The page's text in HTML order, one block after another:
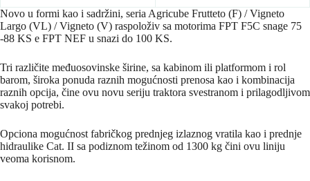
Novo u formi kao i sadržini, seria Agricube Frutteto (F) / Vigneto
Largo (VL) / Vigneto (V) raspoloživ sa motorima FPT F5C snage 75
-88 KS e FPT NEF u snazi do 100 KS.
Tri različite međuosovinske širine, sa kabinom ili platformom i rol
barom, široka ponuda raznih mogućnosti prenosa kao i kombinacija
raznih opcija, čine ovu novu seriju traktora svestranom i prilagodljivom
svakoj potrebi.
Opciona mogućnost fabričkog prednjeg izlaznog vratila kao i prednje
hidraulike Cat. II sa podiznom težinom od 1300 kg čini ovu liniju
veoma korisnom.